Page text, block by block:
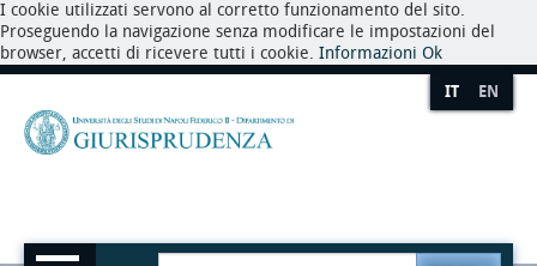
I cookie utilizzati servono al corretto funzionamento del sito.
Proseguendo la navigazione senza modificare le impostazioni del
browser, accetti di ricevere tutti i cookie. Informazioni Ok
IT EN